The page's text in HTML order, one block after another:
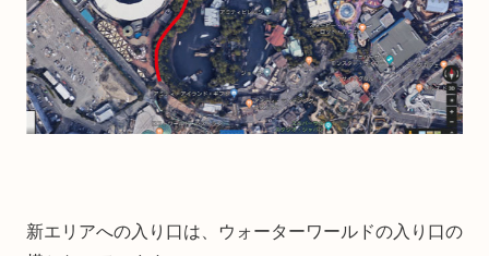
新エリアへの入り口は、ウォーターワールドの入り口の